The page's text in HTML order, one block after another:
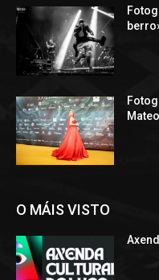
Mateo
O MÁIS VISTO